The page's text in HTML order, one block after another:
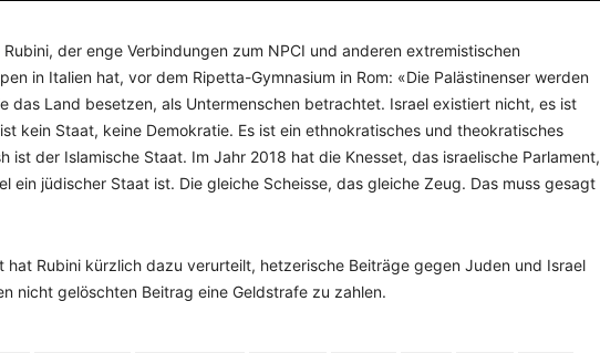
Rubini, der enge Verbindungen zum NPCI und anderen extremistischen
in Italien hat, vor dem Ripetta-Gymnasium in Rom: «Die Palästinenser werden
das Land besetzen, als Untermenschen betrachtet. Israel existiert nicht, es ist
kein Staat, keine Demokratie. Es ist ein ethnokratisches und theokratisches
ist der Islamische Staat. Im Jahr 2018 hat die Knesset, das israelische Parlament,
ein jüdischer Staat ist. Die gleiche Scheisse, das gleiche Zeug. Das muss gesagt
hat Rubini kürzlich dazu verurteilt, hetzerische Beiträge gegen Juden und Israel
nicht gelöschten Beitrag eine Geldstrafe zu zahlen.